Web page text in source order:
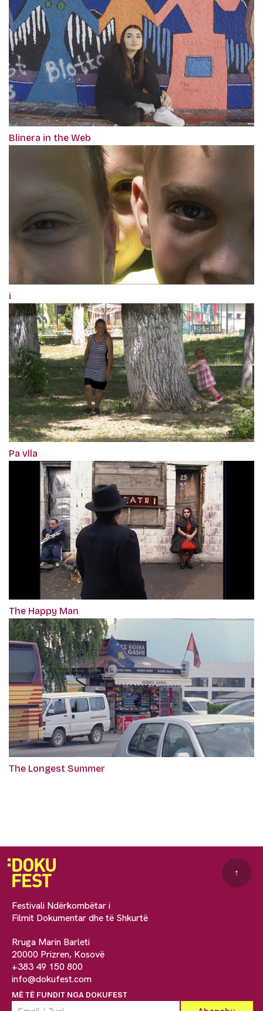
Blinera in the Web
i
Pa vlla
The Happy Man
The Longest Summer
Festivali Ndërkombëtar i
Filmit Dokumentar dhe të Shkurtë
Rruga Marin Barleti
20000 Prizren, Kosovë
+383 49 150 800
info@dokufest.com
MË TË FUNDIT NGA DOKUFEST
↑